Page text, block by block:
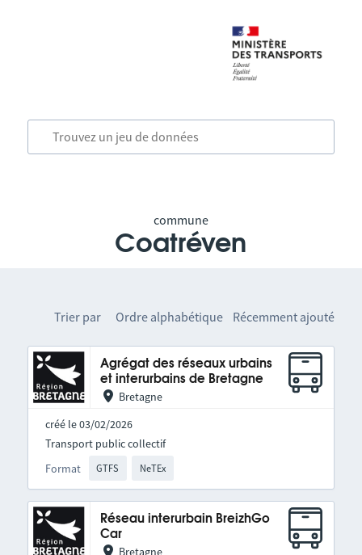
commune
Coatréven
Trier par Ordre alphabétique Récemment ajouté
Agrégat des réseaux urbains
et interurbains de Bretagne
Bretagne
créé le 03/02/2026
Format GTFS NeTEx
Transport public collectif
Réseau interurbain BreizhGo
Car